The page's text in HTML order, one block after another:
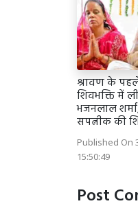
श्रावण के
शिवभक्ति में
भजनलाल
सपत्नीक की
Published On
15:50:49
Post